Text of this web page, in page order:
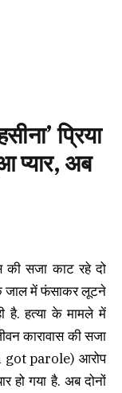
प्रिया
प्यार, अब
की सजा काट रहे दो
के जाल में फंसाकर लूटने
है. हत्या के मामले में
कारावास की सजा
got parole) आरोप
हो गया है. अब दोनों